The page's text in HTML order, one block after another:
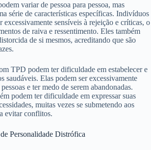
variar de pessoa para pessoa, mas
série de características específicas. Indivíduos
excessivamente sensíveis à rejeição e críticas, o
de raiva e ressentimento. Eles também
de si mesmos, acreditando que são
TPD podem ter dificuldade em estabelecer e
saudáveis. Elas podem ser excessivamente
e ter medo de serem abandonadas.
podem ter dificuldade em expressar suas
muitas vezes se submetendo aos
evitar conflitos.
Personalidade Distrófica